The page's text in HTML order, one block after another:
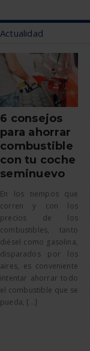
Actualidad
6 consejos
para ahorrar
combustible
con tu coche
seminuevo
En los tiempos que
corren y con los
precios de los
combustibles, tanto
diésel como gasolina,
disparados por los
aires, es conveniente
intentar ahorrar todo
el combustible que se
pueda, [...]